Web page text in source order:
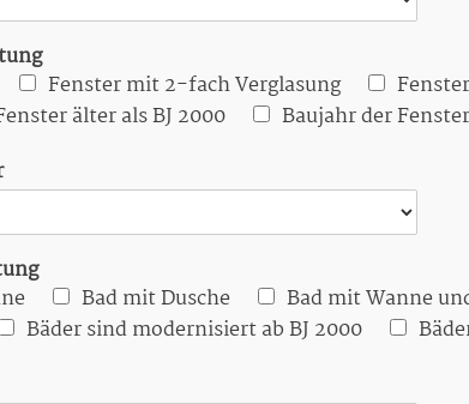
Fenster mit 2-fach Verglasung
älter als BJ 2000
Baujahr der
Bad mit Dusche Bad mit Wanne
Bäder sind modernisiert ab BJ 2000